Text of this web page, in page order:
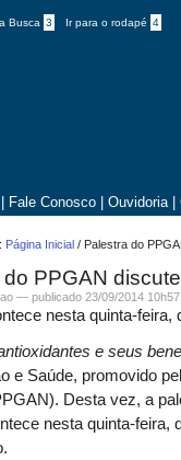
Busca 3 Ir para o rodapé 4
Fale Conosco Ouvidoria
Página Inicial / Palestra do
do PPGAN
—publicado 23/09/2014
nesta quinta-
e seus
e Saúde, promovido
Desta vez, a
nesta quinta-feira,